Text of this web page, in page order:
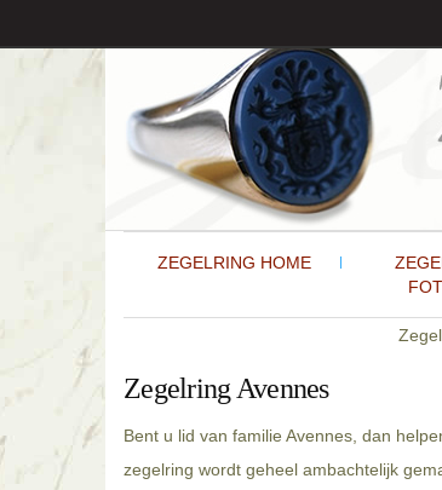
ZEGELRING HOME
Zegelring Avennes
Bent u lid van familie Avennes, dan
zegelring wordt geheel ambachtelijk